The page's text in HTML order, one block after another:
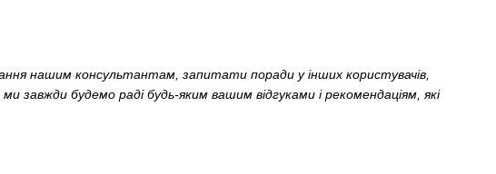
нашим консультантам, запитати поради у інших користувачів,
завжди будемо раді будь-яким вашим відгуками і рекомендаціям, які